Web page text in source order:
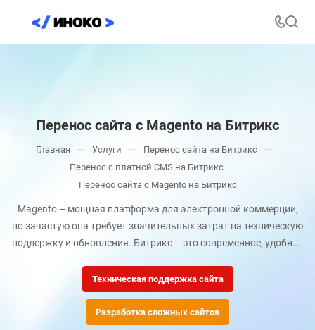
Перенос сайта с Magento на Битрикс
Главная — Услуги — Перенос сайта на Битрикс —
Перенос с платной CMS на Битрикс —
Перенос сайта с Magento на Битрикс
Magento – мощная платформа для электронной коммерции,
но зачастую она требует значительных затрат на техническую
поддержку и обновления. Битрикс – это современное, удобное
интеграции и оптимизации. Перенос сайта с Magento на
Битрикс позволяет не только сократить расходы, но и
улучшить пользовательский опыт, ускорить загрузку страниц
и повысить конверсии.
Техническая поддержка сайта
Разработка сложных сайтов